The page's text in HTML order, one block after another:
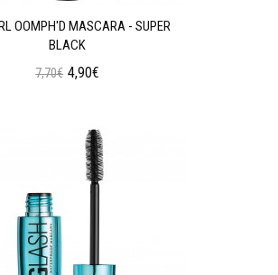
OOMPH'D MASCARA - SUPER
BLACK
7,70€ 4,90€